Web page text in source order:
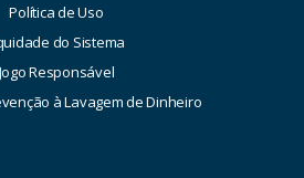
Política de Uso
do Sistema
Jogo Responsável
à Lavagem de Dinheiro